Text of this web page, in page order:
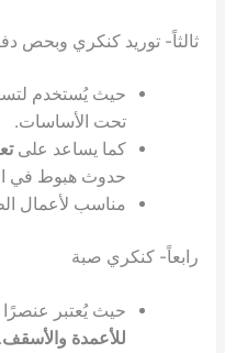
كنكري وبحص دفان
يُستخدم لتسوية الأرضيات
الأساسات.
يساعد علىتعزيز استقرار
هبوط في المباني.
لأعمال الطرق والردم في
صبة
يُعتبر عنصرًا أساسيًا فيصب
والأسقف.